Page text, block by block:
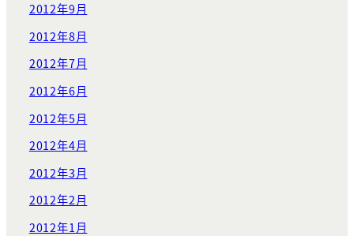
2012年9月
2012年8月
2012年7月
2012年6月
2012年5月
2012年4月
2012年3月
2012年2月
2012年1月